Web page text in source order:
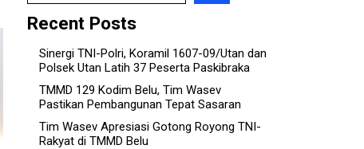
Recent Posts
Sinergi TNI-Polri, Koramil 1607-09/Utan dan
Polsek Utan Latih 37 Peserta Paskibraka
TMMD 129 Kodim Belu, Tim Wasev
Pastikan Pembangunan Tepat Sasaran
Tim Wasev Apresiasi Gotong Royong TNI-
Rakyat di TMMD Belu